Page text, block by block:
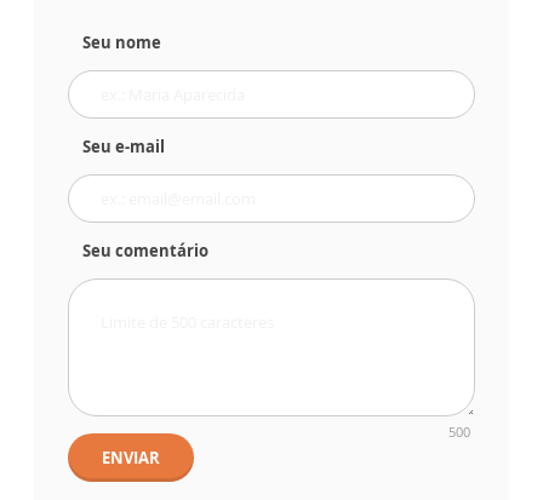
Seu nome
Seu e-mail
Seu comentário
500
ENVIAR